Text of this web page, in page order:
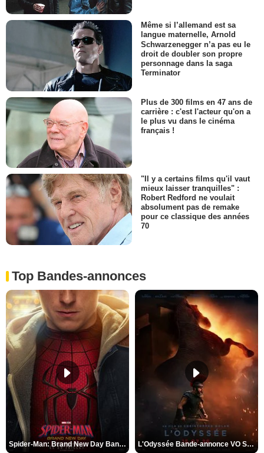
Même si l’allemand est sa
langue maternelle, Arnold
Schwarzenegger n’a pas eu le
droit de doubler son propre
personnage dans la saga
Terminator
Plus de 300 films en 47 ans de
carrière : c'est l'acteur qu'on a
le plus vu dans le cinéma
français !
"Il y a certains films qu'il vaut
mieux laisser tranquilles" :
Robert Redford ne voulait
absolument pas de remake
pour ce classique des années
70
Top Bandes-annonces
Spider-Man: Brand New Day Bande-annonce VO STFR L'Odyssée Bande-annonce VO STFR